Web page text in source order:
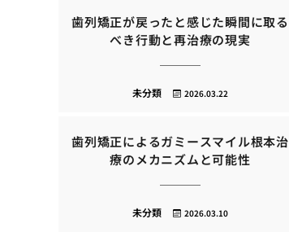
歯列矯正が戻ったと感じた瞬間に取る
べき行動と再治療の現実
2026.03.22
未分類
歯列矯正によるガミースマイル根本治
療のメカニズムと可能性
2026.03.10
未分類